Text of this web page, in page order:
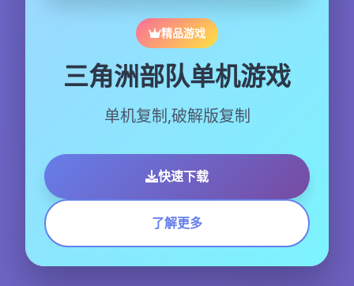
精品游戏
三角洲部队单机游戏
单机复制,破解版复制
快速下载
了解更多